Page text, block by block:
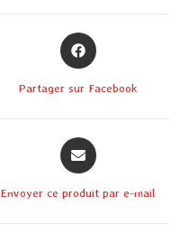
Partager sur Facebook
Envoyer ce produit par e-mail